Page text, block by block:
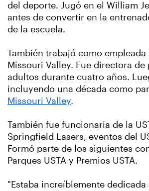
del deporte. Jugó en el William
antes de convertir en la
de la escuela.
También trabajó como
Missouri Valley. Fue directora
adultos durante cuatro años.
incluyendo una década como
Missouri Valley.
También fue funcionaria de la
Springfield Lasers, eventos del
Formó parte de los siguientes
Parques USTA y Premios USTA.
"Estaba increíblemente